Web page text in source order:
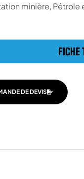
minière, Pétrole
FICHE
DE DEVIS